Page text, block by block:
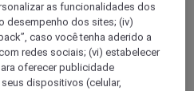
uma das mais de
as funcionalidades dos
desempenho dos sites; (iv)
caso você tenha aderido a
redes sociais; (vi) estabelecer
oferecer publicidade
dispositivos (celular,